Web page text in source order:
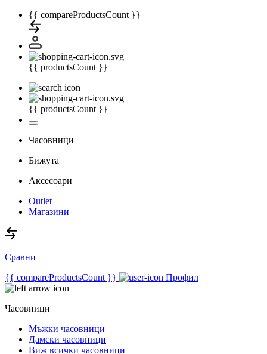
{{ compareProductsCount }}
{{ productsCount }}
{{ productsCount }}
Часовници
Бижута
Аксесоари
Outlet
Магазини
Сравни
{{ compareProductsCount }}
Профил
Часовници
Мъжки часовници
Дамски часовници
Виж всички часовници